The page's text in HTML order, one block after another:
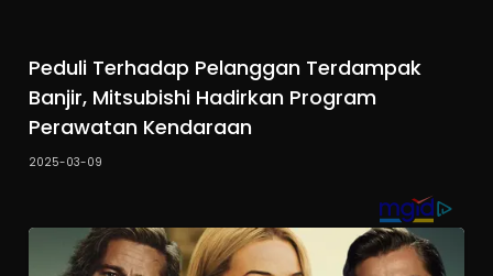
Peduli Terhadap Pelanggan Terdampak
Banjir, Mitsubishi Hadirkan Program
Perawatan Kendaraan
2025-03-09